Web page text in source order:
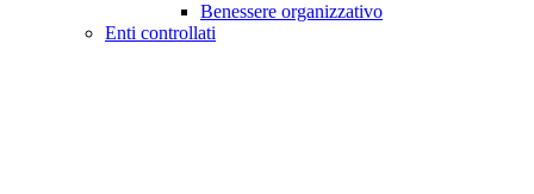
Benessere organizzativo
Enti controllati